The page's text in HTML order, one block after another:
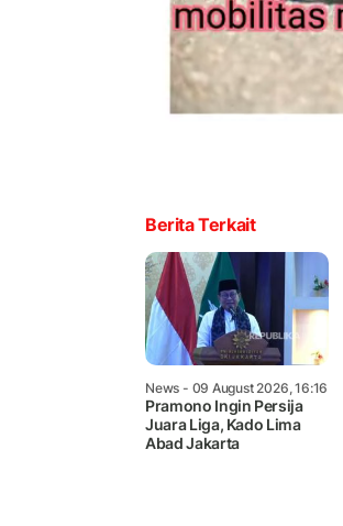
Berita Terkait
News - 09 August 2026, 16:16
Pramono Ingin Persija
Juara Liga, Kado Lima
Abad Jakarta